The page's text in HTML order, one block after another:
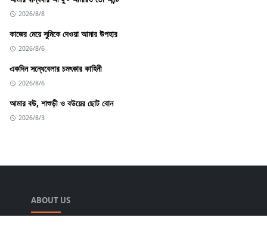
2026/8/8
কাজের মেয়ে সুমিকে দেওয়া আমার উপহার
2026/8/6
একদিন সন্ধেবেলার চমৎকার কাহিনী
2026/8/6
আমার বউ, শাশুড়ী ও বউয়ের ছোট বোন
2026/8/3
ABOUT US